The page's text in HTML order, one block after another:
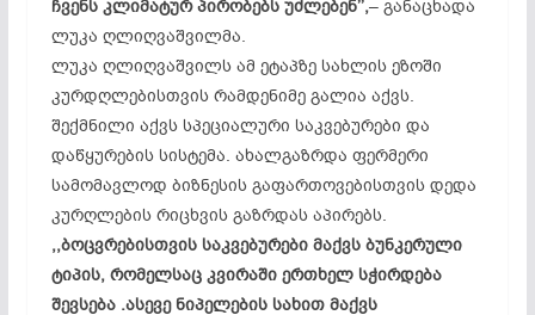
ჩვენს კლიმატურ პირობებს უძლებენ’’,– განაცხადა
ლუკა ღლიღვაშვილმა.
ლუკა ღლიღვაშვილს ამ ეტაპზე სახლის ეზოში
კურდღლებისთვის რამდენიმე გალია აქვს.
შექმნილი აქვს სპეციალური საკვებურები და
დაწყურების სისტემა. ახალგაზრდა ფერმერი
სამომავლოდ ბიზნესის გაფართოვებისთვის დედა
კურღლების რიცხვის გაზრდას აპირებს.
,,ბოცვრებისთვის საკვებურები მაქვს ბუნკერული
ტიპის, რომელსაც კვირაში ერთხელ სჭირდება
შევსება .ასევე ნიპელების სახით მაქვს